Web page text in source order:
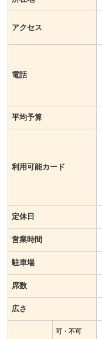
アクセス
電話
平均予算
利用可能カード
定休日
営業時間
駐車場
席数
広さ
可・不可